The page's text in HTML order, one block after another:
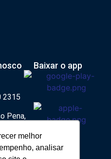
melhor
analisar
2315
Pena,
–
Baixar o app